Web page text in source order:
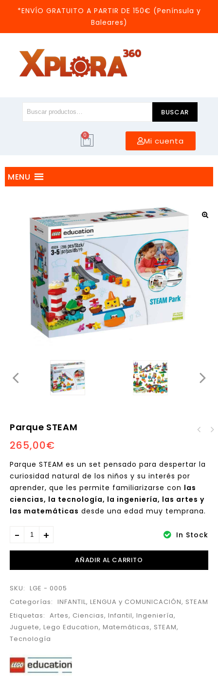
*ENVÍO GRATUITO A PARTIR DE 150€ (Península y
Baleares)
BUSCAR
0
Mi cuenta
MENU
Parque STEAM
265,00€
Parque STEAM es un set pensado para despertar la
curiosidad natural de los niños y su interés por
aprender, que les permite familiarizarse con las
ciencias, la tecnología, la ingeniería, las artes y
las matemáticas desde una edad muy temprana.
In Stock
AÑADIR AL CARRITO
SKU: LGE - 0005
Categorías: INFANTIL, LENGUA y COMUNICACIÓN, STEAM
Etiquetas: Artes, Ciencias, Infantil, Ingeniería,
Juguete, Lego Education, Matemáticas, STEAM,
Tecnología